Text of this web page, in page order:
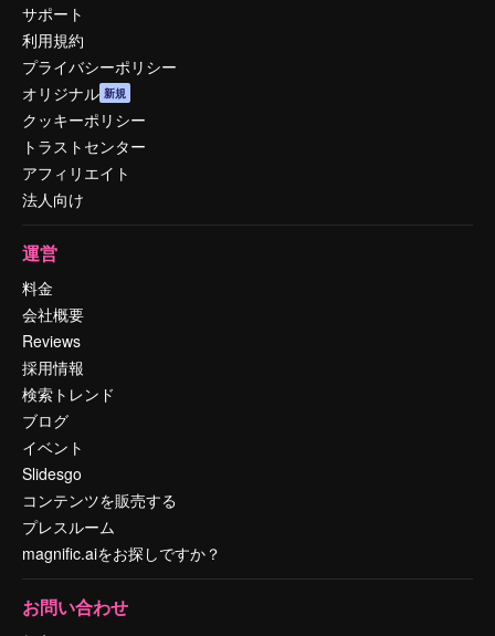
サポート
利用規約
プライバシーポリシー
オリジナル 新規
クッキーポリシー
トラストセンター
アフィリエイト
法人向け
運営
料金
会社概要
Reviews
採用情報
検索トレンド
ブログ
イベント
Slidesgo
コンテンツを販売する
プレスルーム
magnific.aiをお探しですか？
お問い合わせ